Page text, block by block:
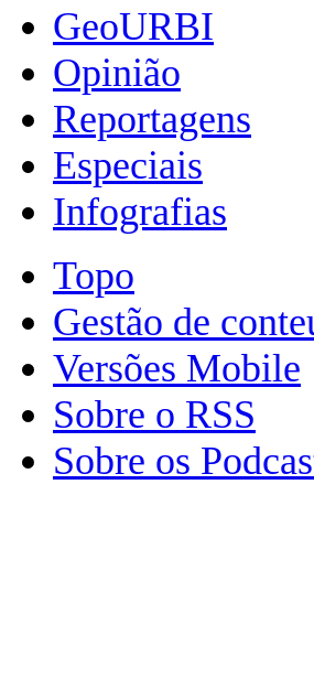
GeoURBI
Opinião
Reportagens
Especiais
Infografias
Topo
Gestão de
Versões Mobile
Sobre o RSS
Sobre os